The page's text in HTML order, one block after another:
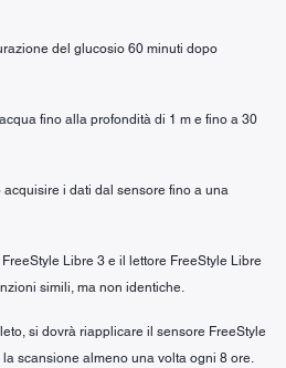
del glucosio 60 minuti dopo
fino alla profondità di 1 m e fino a 30
i dati dal sensore fino a una
Libre 3 e il lettore FreeStyle Libre
simili, ma non identiche.
si dovrà riapplicare il sensore FreeStyle
scansione almeno una volta ogni 8 ore.